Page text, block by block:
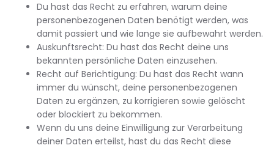
Du hast das Recht zu erfahren, warum deine
personenbezogenen Daten benötigt werden, was
damit passiert und wie lange sie aufbewahrt werden.
Auskunftsrecht: Du hast das Recht deine uns
bekannten persönliche Daten einzusehen.
Recht auf Berichtigung: Du hast das Recht wann
immer du wünscht, deine personenbezogenen
Daten zu ergänzen, zu korrigieren sowie gelöscht
oder blockiert zu bekommen.
Wenn du uns deine Einwilligung zur Verarbeitung
deiner Daten erteilst, hast du das Recht diese